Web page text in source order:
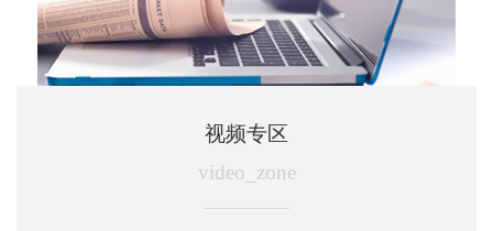
视频专区
video_zone